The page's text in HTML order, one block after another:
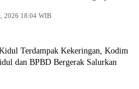
2026 18:04 WIB
Terdampak Kekeringan, Kodim
dan BPBD Bergerak Salurkan